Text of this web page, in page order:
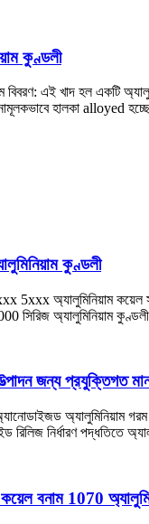
কুণ্ডলী
বিবরণ: এই খাদ হল একটি
হালকা alloyed হচ্ছে
কুণ্ডলী
5xxx অ্যালুমিনিয়াম কয়েল
অ্যালুমিনিয়াম কুণ্ডলী
জন্য প্রযুক্তিগত
অ্যালুমিনিয়াম গরম
রিলিজ নির্ধারণ
বনাম 1070